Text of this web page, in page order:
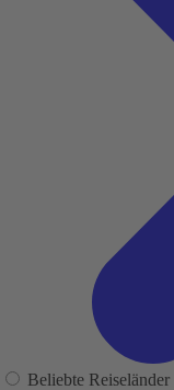
Beliebte Reiseländer